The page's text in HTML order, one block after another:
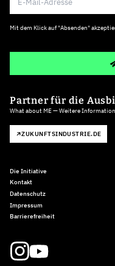
Mit dem Klick auf "Absenden"
Partner für die
What about ME — Weitere
ZUKUNFTSINDUSTRIE.DE
Die Initiative
Kontakt
Datenschutz
Impressum
Barrierefreiheit